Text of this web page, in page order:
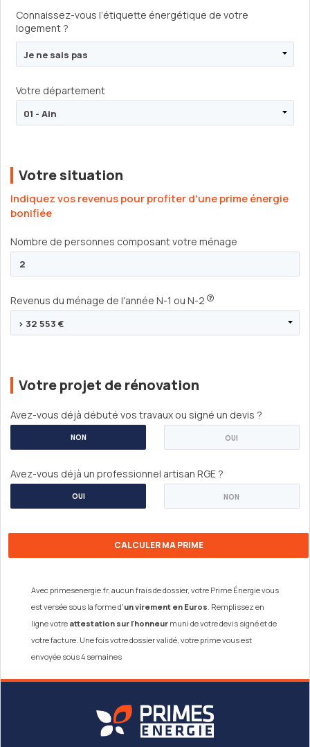
Connaissez-vous l’étiquette énergétique de votre
logement ?
Votre département
Votre situation
Indiquez vos revenus pour profiter d'une prime énergie
bonifiée
Nombre de personnes composant votre ménage
Revenus du ménage de l'année N-1 ou N-2
Votre projet de rénovation
Avez-vous déjà débuté vos travaux ou signé un devis ?
NON OUI
Avez-vous déjà un professionnel artisan RGE ?
OUI NON
Avec primesenergie.fr, aucun frais de dossier, votre Prime Énergie vous
est versée sous la forme d'un virement en Euros. Remplissez en
ligne votre attestation sur l'honneur muni de votre devis signé et de
votre facture. Une fois votre dossier validé, votre prime vous est
envoyée sous 4 semaines